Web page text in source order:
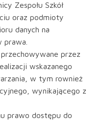
Zespołu Szkół
oraz podmioty
danych na
przez
wskazanego
w tym rownież
wynikającego z
prawo dostępu do